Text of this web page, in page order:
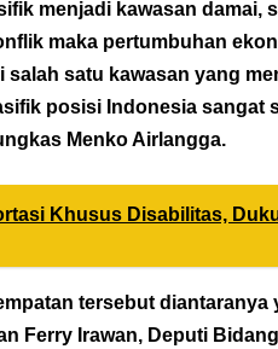
menjadi kawasan damai,
maka pertumbuhan
satu kawasan yang
posisi Indonesia sangat
Menko Airlangga.
Khusus Disabilitas,
tersebut diantaranya
Ferry Irawan, Deputi